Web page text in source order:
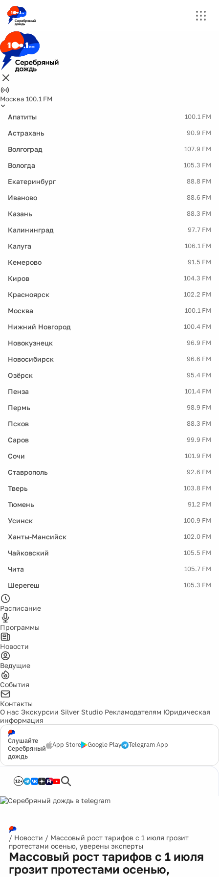
Москва 100.1 FM
Апатиты 100.1 FM
Астрахань 90.9 FM
Волгоград 107.9 FM
Вологда 105.3 FM
Екатеринбург 88.8 FM
Иваново 88.6 FM
Казань 88.3 FM
Калининград 97.7 FM
Калуга 106.1 FM
Кемерово 91.5 FM
Киров 104.3 FM
Красноярск 102.2 FM
Москва 100.1 FM
Нижний Новгород 100.4 FM
Новокузнецк 96.9 FM
Новосибирск 96.6 FM
Озёрск 95.4 FM
Пенза 101.4 FM
Пермь 98.9 FM
Псков 88.3 FM
Саров 99.9 FM
Сочи 101.9 FM
Ставрополь 92.6 FM
Тверь 103.8 FM
Тюмень 91.2 FM
Усинск 100.9 FM
Ханты-Мансийск 102.0 FM
Чайковский 105.5 FM
Чита 105.7 FM
Шерегеш 105.3 FM
Расписание
Программы
Новости
Ведущие
События
Контакты
О нас Экскурсии Silver Studio Рекламодателям Юридическая
информация
Слушайте
Серебряный
дождь
App Store Google Play Telegram App
12+
/ Новости / Массовый рост тарифов с 1 июля грозит
протестами осенью, уверены эксперты
Массовый рост тарифов с 1 июля
грозит протестами осенью,